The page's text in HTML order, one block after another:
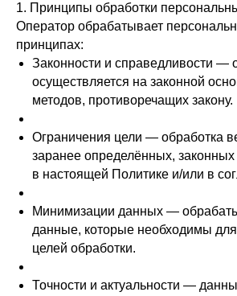
1. Принципы обработки
Оператор обрабатывает
принципах:
Законности и справедливости —
осуществляется на законной
методов, противоречащих закону.
Ограничения цели — обработка
заранее определённых,
в настоящей Политике и/или в
Минимизации данных —
данные, которые необходимы
целей обработки.
Точности и актуальности —